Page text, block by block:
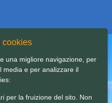
2.0 | Study
cookies
una migliore navigazione, per
media e per analizzare il
per la fruizione del sito. Non